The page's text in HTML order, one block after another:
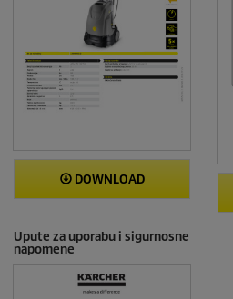
DOWNLOAD
Upute za uporabu i sigurnosne
napomene